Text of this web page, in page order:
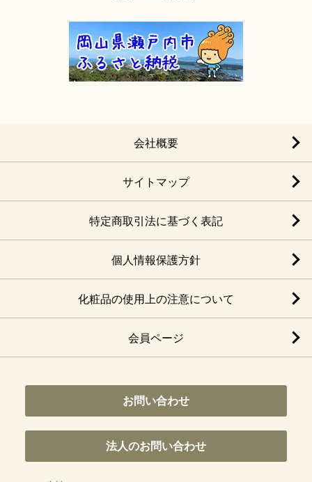
会社概要
サイトマップ
特定商取引法に基づく表記
個人情報保護方針
化粧品の使用上の注意について
会員ページ
お問い合わせ
法人のお問い合わせ